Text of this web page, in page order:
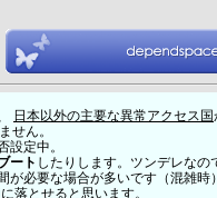
日本以外の主要な異常アクセス国
せん。
設定中。
ート したりします。ツンデレなの
必要な場合が多いです（混雑時
落とせると思います。